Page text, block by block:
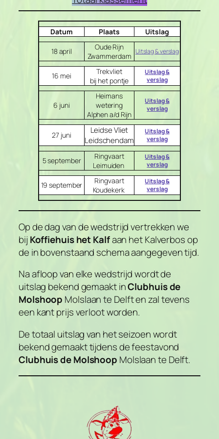
Datum Plaats Uitslag
18 april
Oude Rijn
Zwammerdam
Uitslag & verslag
16 mei
Trekvliet
bij het pontje
Uitslag &
verslag
6 juni
Heimans
wetering
Alphen a/d Rijn
Uitslag &
verslag
27 juni
Leidse Vliet
Leidschendam
Uitslag &
verslag
5 september
Ringvaart
Leimuiden
Uitslag &
verslag
19 september
Ringvaart
Koudekerk
Uitslag &
verslag
Op de dag van de wedstrijd vertrekken we
bij Koffiehuis het Kalfaan het Kalverbos op
de in bovenstaand schema aangegeven tijd.
Na afloop van elke wedstrijd wordt de
uitslag bekend gemaakt inClubhuis de
Molshoop Molslaan te Delft en zal tevens
een kant prijs verloot worden.
De totaal uitslag van het seizoen wordt
bekend gemaakt tijdens de feestavond
Clubhuis deMolshoop Molslaan te Delft.